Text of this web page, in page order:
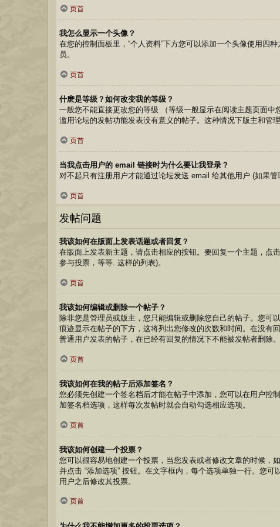
页首
我怎么显示一个头像？
在您的控制面板里，“个人资料”下方您可以添加一个头像使用四
员。
页首
什麽是等级？如何改变我的等级？
一般您不能直接更改您的等级 （等级一般显示在阅读主题页面
滥用论坛的发帖功能发表没有意义的帖子。这种情况下版主和管
页首
当我点击用户的 email 链接时为什么要让我登录？
对不起只有注册用户才能通过论坛发送 email 给其他用户 (如果
页首
发帖问题
我该如何在版面上发表话题或者回复？
在版面上发表新主题，请点击相应的按钮。要回复一个主题，点
参与投票，等等. 这样的列表)。
页首
我该如何编辑或删除一个帖子？
除非您是管理员或版主，您只能编辑或删除您自己的帖子。您可
痕迹显示在帖子的下方，这将列出您修改的次数和时间。在没有
普通用户发表的帖子，在已经有回复的情况下不能被发帖者删除。
页首
我该如何在我的帖子后添加签名？
您必须先创建一个签名档后才能在帖子中添加，您可以在用户控
加签名档选项，这样每次发帖时就会自动勾选相应选项。
页首
我该如何创建一个投票？
您可以很容易地创建一个投票，当您发表或者修改文章的时候，
并点击 “添加选项” 按钮。在文字框内，每个选项单独一行。您
用户之后修改其投票。
页首